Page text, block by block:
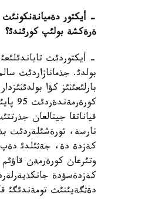
- أيكتور
ةرةكشة بولئپ كورئندئ؟
- أيكتوردئث
بولدئ. جذمانازاردئث
بارلئعئثئز كؤا
قياناتقا جينالعان
نارسة، تورةشئلةردئث
كةزدة دة، جةثئلدئ دةپ
وتئرعان كورةرمةن
كةزدةسؤدة
دةثگةيئنئث تومةندئگئ